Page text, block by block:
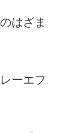
はざま
ーエフ